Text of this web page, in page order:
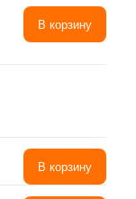
В корзину
В корзину